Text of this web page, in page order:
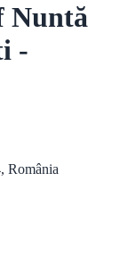
Nuntă
-
România